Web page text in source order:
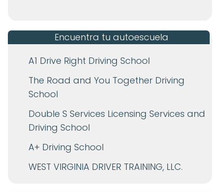
Encuentra tu autoescuela
A1 Drive Right Driving School
The Road and You Together Driving
School
Double S Services Licensing Services and
Driving School
A+ Driving School
WEST VIRGINIA DRIVER TRAINING, LLC.